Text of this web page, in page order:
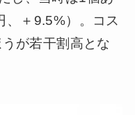
＋9.5%）。コス
が若干割高とな